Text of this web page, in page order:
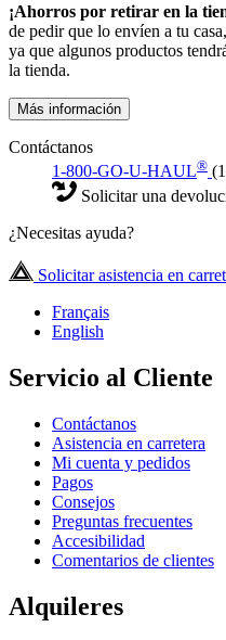
¡Ahorros por retirar en la
de pedir que lo envíen a tu
ya que algunos productos
la tienda.
Más información
Contáctanos
1-800-GO-U-HAUL®
Solicitar una
¿Necesitas ayuda?
Solicitar asistencia en
Français
English
Servicio al Cliente
Contáctanos
Asistencia en carretera
Mi cuenta y pedidos
Pagos
Consejos
Preguntas frecuentes
Accesibilidad
Comentarios de clientes
Alquileres